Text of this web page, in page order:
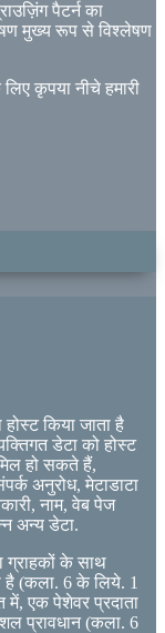
पैटर्न का
मुख्य रूप से विश्लेषण
कृपया नीचे हमारी
होस्ट किया जाता है
डेटा को होस्ट
हो सकते हैं,
अनुरोध, मेटाडाटा
नाम, वेब पेज
अन्य डेटा.
ग्राहकों के साथ
है (कला. 6 के लिये. 1
में, एक पेशेवर प्रदाता
प्रावधान (कला. 6